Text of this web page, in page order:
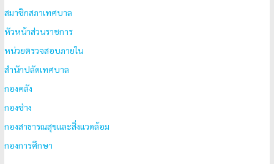
สมาชิกสภาเทศบาล
หัวหน้าส่วนราชการ
หน่วยตรวจสอบภายใน
สำนักปลัดเทศบาล
กองคลัง
กองช่าง
กองสาธารณสุขและสิ่งแวดล้อม
กองการศึกษา